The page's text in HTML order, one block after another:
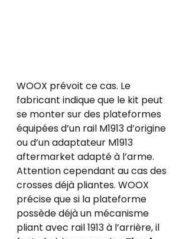
WOOX prévoit ce cas. Le
fabricant indique que le kit peut
se monter sur des plateformes
équipées d’un rail M1913 d’origine
ou d’un adaptateur M1913
aftermarket adapté à l’arme.
Attention cependant au cas des
crosses déjà pliantes. WOOX
précise que si la plateforme
possède déjà un mécanisme
pliant avec rail 1913 à l’arrière, il